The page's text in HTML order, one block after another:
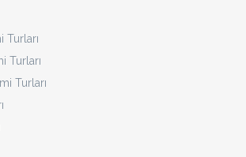
Turları
Turları
Turları